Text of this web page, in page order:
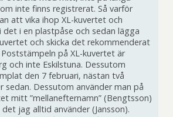
inte finns registrerat. Så varför
att vika ihop XL-kuvertet och
det i en plastpåse och sedan lägga
och skicka det rekommenderat
på XL-kuvertet är
och inte Eskilstuna. Dessutom
den 7 februari, nästan två
sedan. Dessutom använder man på
mitt ”mellanefternamn” (Bengtsson)
jag alltid använder (Jansson).